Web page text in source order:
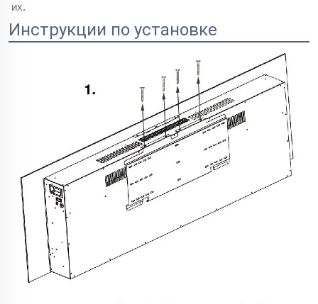
их.
Инструкции по установке